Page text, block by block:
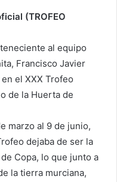
(TROFEO
al equipo
Francisco Javier
el XXX Trofeo
de la Huerta de
marzo al 9 de junio,
dejaba de ser la
Copa, lo que junto a
la tierra murciana,